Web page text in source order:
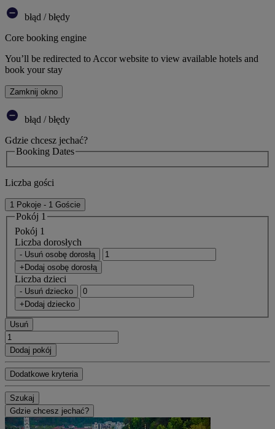
błąd / błędy
Core booking engine
You’ll be redirected to Accor website to view available hotels and
book your stay
Zamknij okno
błąd / błędy
Gdzie chcesz jechać?
Booking Dates
Liczba gości
1 Pokoje - 1 Goście
Pokój 1
Pokój 1
Liczba dorosłych
- Usuń osobę dorosłą
+Dodaj osobę dorosłą
Liczba dzieci
- Usuń dziecko
+Dodaj dziecko
Usuń
Dodaj pokój
Dodatkowe kryteria
Szukaj
Gdzie chcesz jechać?